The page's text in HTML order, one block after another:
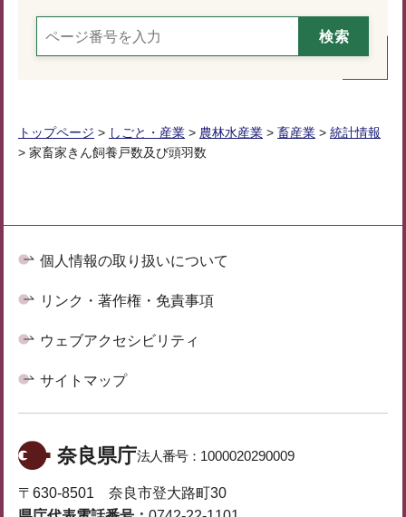
トップページ > しごと・産業 > 農林水産業 > 畜産業 > 統計情報
> 家畜家きん飼養戸数及び頭羽数
個人情報の取り扱いについて
リンク・著作権・免責事項
ウェブアクセシビリティ
サイトマップ
奈良県庁法人番号： 1000020290009
〒630-8501 奈良市登大路町30